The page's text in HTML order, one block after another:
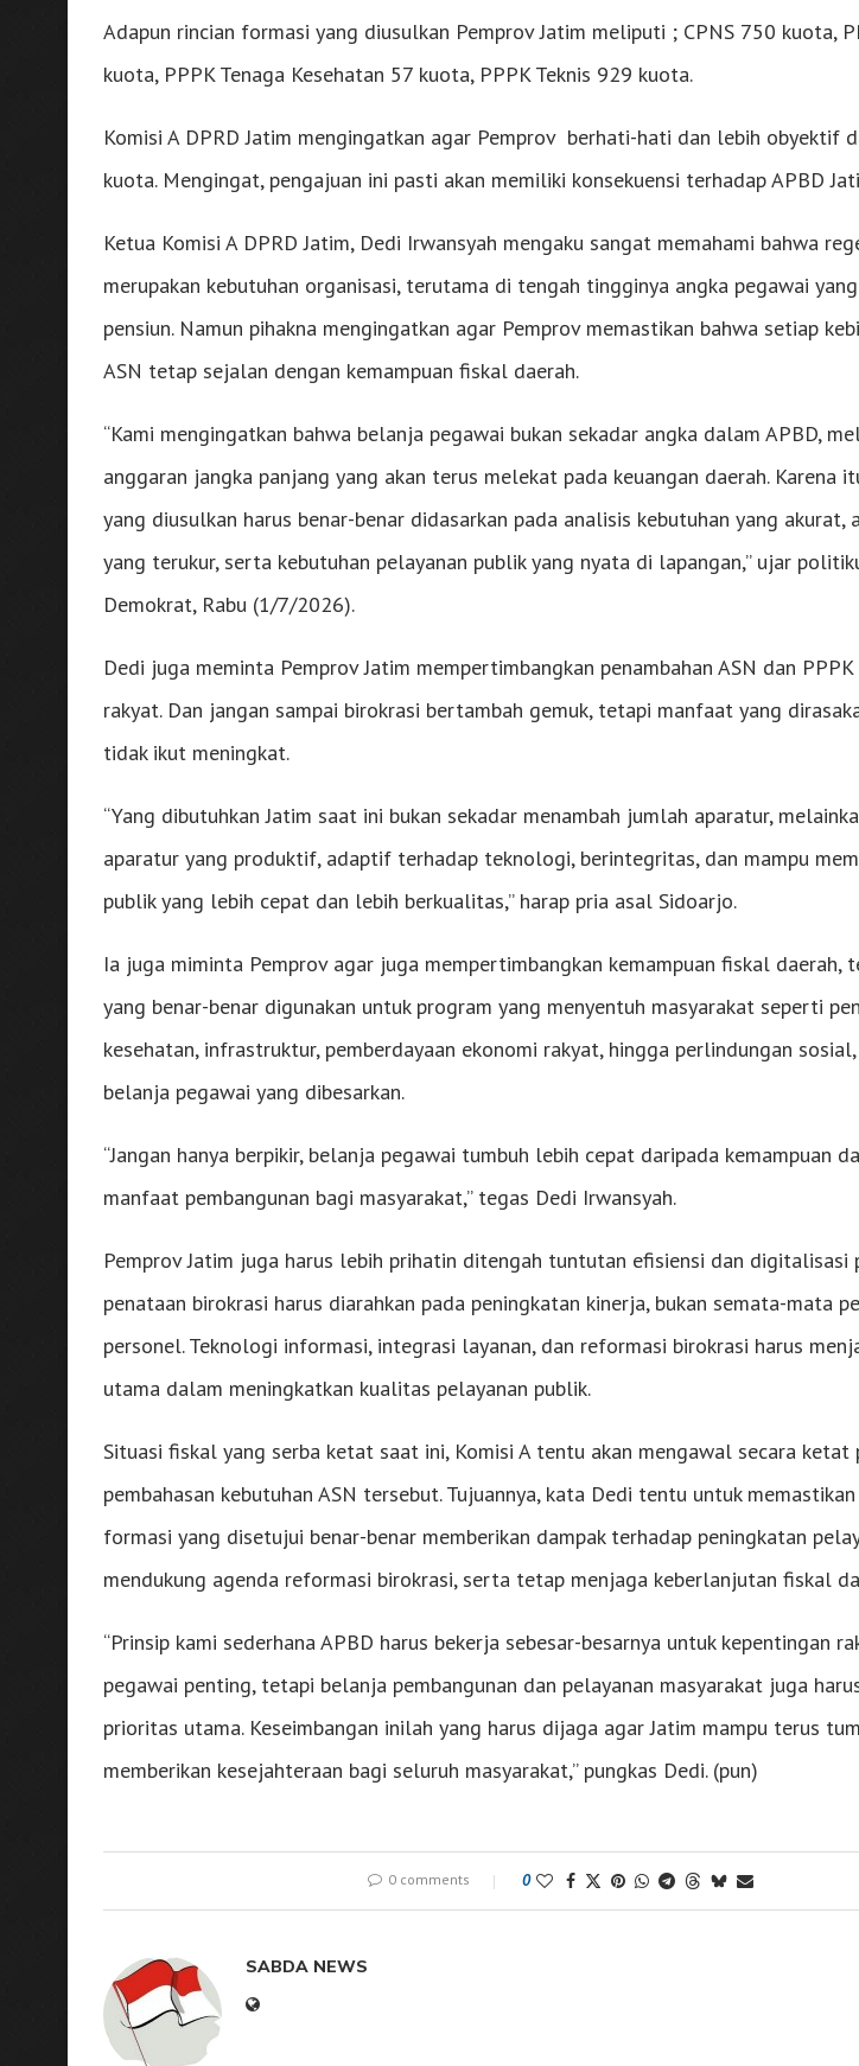
Adapun rincian formasi yang diusulkan Pemprov Jatim meliputi ; CPNS 750 kuota,
kuota, PPPK Tenaga Kesehatan 57 kuota, PPPK Teknis 929 kuota.
Komisi A DPRD Jatim mengingatkan agar Pemprov berhati-hati dan lebih obyektif
kuota. Mengingat, pengajuan ini pasti akan memiliki konsekuensi terhadap APBD
Ketua Komisi A DPRD Jatim, Dedi Irwansyah mengaku sangat memahami bahwa
merupakan kebutuhan organisasi, terutama di tengah tingginya angka pegawai
pensiun. Namun pihakna mengingatkan agar Pemprov memastikan bahwa setiap
ASN tetap sejalan dengan kemampuan fiskal daerah.
“Kami mengingatkan bahwa belanja pegawai bukan sekadar angka dalam APBD,
anggaran jangka panjang yang akan terus melekat pada keuangan daerah. Karena
yang diusulkan harus benar-benar didasarkan pada analisis kebutuhan yang akurat,
yang terukur, serta kebutuhan pelayanan publik yang nyata di lapangan,” ujar
Demokrat, Rabu (1/7/2026).
Dedi juga meminta Pemprov Jatim mempertimbangkan penambahan ASN dan
rakyat. Dan jangan sampai birokrasi bertambah gemuk, tetapi manfaat yang
tidak ikut meningkat.
“Yang dibutuhkan Jatim saat ini bukan sekadar menambah jumlah aparatur,
aparatur yang produktif, adaptif terhadap teknologi, berintegritas, dan mampu
publik yang lebih cepat dan lebih berkualitas,” harap pria asal Sidoarjo.
Ia juga miminta Pemprov agar juga mempertimbangkan kemampuan fiskal daerah,
yang benar-benar digunakan untuk program yang menyentuh masyarakat seperti
kesehatan, infrastruktur, pemberdayaan ekonomi rakyat, hingga perlindungan
belanja pegawai yang dibesarkan.
“Jangan hanya berpikir, belanja pegawai tumbuh lebih cepat daripada kemampuan
manfaat pembangunan bagi masyarakat,” tegas Dedi Irwansyah.
Pemprov Jatim juga harus lebih prihatin ditengah tuntutan efisiensi dan digitalisasi
penataan birokrasi harus diarahkan pada peningkatan kinerja, bukan semata-mata
personel. Teknologi informasi, integrasi layanan, dan reformasi birokrasi harus
utama dalam meningkatkan kualitas pelayanan publik.
Situasi fiskal yang serba ketat saat ini, Komisi A tentu akan mengawal secara ketat
pembahasan kebutuhan ASN tersebut. Tujuannya, kata Dedi tentu untuk
formasi yang disetujui benar-benar memberikan dampak terhadap peningkatan
mendukung agenda reformasi birokrasi, serta tetap menjaga keberlanjutan fiskal
“Prinsip kami sederhana APBD harus bekerja sebesar-besarnya untuk kepentingan
pegawai penting, tetapi belanja pembangunan dan pelayanan masyarakat juga
prioritas utama. Keseimbangan inilah yang harus dijaga agar Jatim mampu terus
memberikan kesejahteraan bagi seluruh masyarakat,” pungkas Dedi. (pun)
0 comments 0
SABDA NEWS